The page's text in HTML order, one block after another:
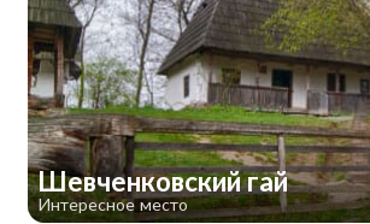
Шевченковский гай
Интересное место